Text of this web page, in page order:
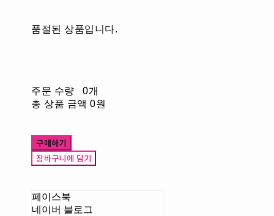
품절된 상품입니다.
주문 수량
0개
총 상품 금액 0원
구매하기
장바구니에 담기
페이스북
네이버 블로그